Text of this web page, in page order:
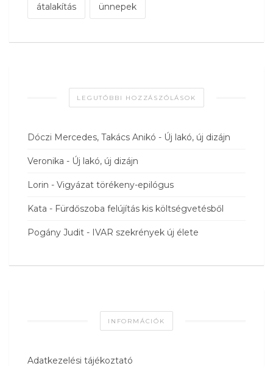
átalakítás ünnepek
LEGUTÓBBI HOZZÁSZÓLÁSOK
Dóczi Mercedes, Takács Anikó - Új lakó, új dizájn
Veronika - Új lakó, új dizájn
Lorin - Vigyázat törékeny-epilógus
Kata - Fürdőszoba felújítás kis költségvetésből
Pogány Judit - IVAR szekrények új élete
INFORMÁCIÓK
Adatkezelési tájékoztató